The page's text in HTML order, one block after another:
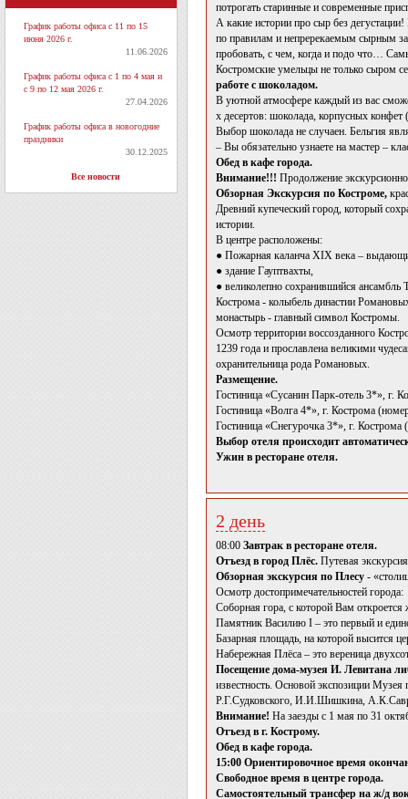
График работы офиса с 11 по 15
июня 2026 г.
11.06.2026
График работы офиса с 1 по 4 мая и
с 9 по 12 мая 2026 г.
27.04.2026
График работы офиса в новогодние
праздники
30.12.2025
Все новости
потрогать старинные и современные
А какие истории про сыр без
по правилам и непререкаемым сырным
пробовать, с чем, когда и подо что…
Костромские умельцы не только сыром
работе с шоколадом.
В уютной атмосфере каждый из вас
х десертов: шоколада, корпусных
Выбор шоколада не случаен. Бельгия
– Вы обязательно узнаете на мастер –
Обед в кафе города.
Внимание!!! Продолжение
Обзорная Экскурсия по Костроме,
Древний купеческий город, который
истории.
В центре расположены:
● Пожарная каланча XIX века –
● здание Гауптвахты,
● великолепно сохранившийся
Кострома - колыбель династии
монастырь - главный символ Костромы.
Осмотр территории воссозданного
1239 года и прославлена великими
охранительница рода Романовых.
Размещение.
Гостиница «Сусанин Парк-отель 3*», г.
Гостиница «Волга 4*», г. Кострома
Гостиница «Снегурочка 3*», г. Кострома
Выбор отеля происходит
Ужин в ресторане отеля.
2 день
08:00 Завтрак в ресторане отеля.
Отъезд в город Плёс. Путевая
Обзорная экскурсия по Плесу -
Осмотр достопримечательностей города:
Соборная гора, с которой Вам
Памятник Василию I – это первый и
Базарная площадь, на которой высится
Набережная Плёса – это вереница
Посещение дома-музея И. Левитана
известность. Основой экспозиции
Р.Г.Судковского, И.И.Шишкина,
Внимание! На заезды с 1 мая по 31
Отъезд в г. Кострому.
Обед в кафе города.
15:00 Ориентировочное время
Свободное время в центре города.
Самостоятельный трансфер на ж/д